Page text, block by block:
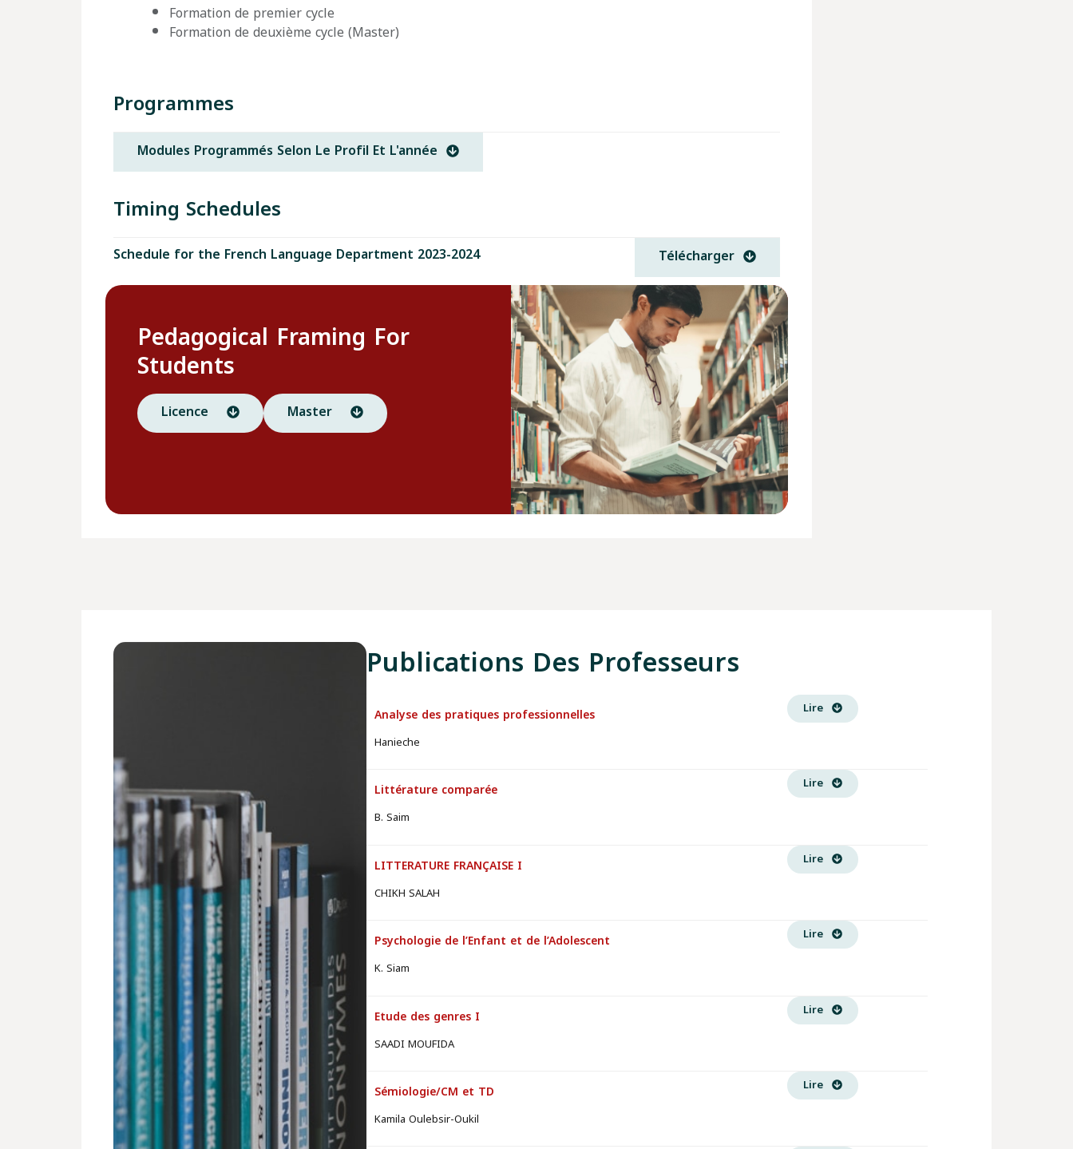
Formation de premier cycle
Formation de deuxième cycle (Master)
Programmes
Modules Programmés Selon Le Profil Et L'année
Timing Schedules
Schedule for the French Language Department 2023-2024 Télécharger
Pedagogical Framing For
Students
Licence Master
Publications Des Professeurs
Analyse des pratiques professionnelles
Hanieche
Lire
Littérature comparée
B. Saim
Lire
LITTERATURE FRANÇAISE I
CHIKH SALAH
Lire
Psychologie de l’Enfant et de l’Adolescent
K. Siam
Lire
Etude des genres I
SAADI MOUFIDA
Lire
Sémiologie/CM et TD
Kamila Oulebsir-Oukil
Lire